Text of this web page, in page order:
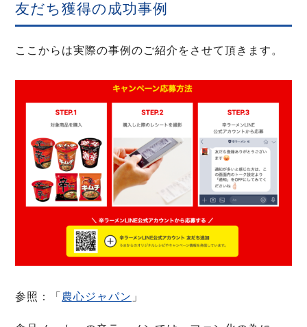
友だち獲得の成功事例
ここからは実際の事例のご紹介をさせて頂きます。
参照：「 農心ジャパン 」